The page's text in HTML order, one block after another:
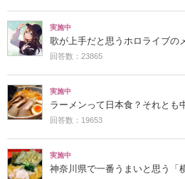
実施中
歌が上手だと思うホロライブの
回答数：23865
実施中
ラーメンって日本食？それとも
回答数：19653
実施中
神奈川県で一番うまいと思う「